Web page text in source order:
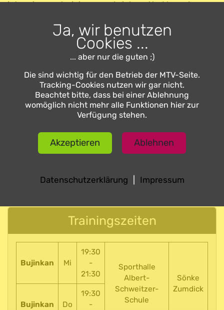
intensiver zu trainieren und viele nette Menschen zu
Ein Probetraining ab 16 Jahren ist jederzeit möglich.
Organisation
Übungsleiter
Sönke Zumdick
, Bujinkan Budô Taijutsu Nidan
Sporthalle Albert-Schweitzer-Schule
Bauernkamp 1
Trainingszeiten
Bujinkan Mi
19:30
-
21:30
Sporthalle
Albert-
Schweitzer-
Schule
Sönke
Zumdick
Bujinkan
Do
19:30
-
Ja, wir benutzen
Cookies ...
... aber nur die guten ;)
Die sind wichtig für den Betrieb der MTV-Seite.
Tracking-Cookies nutzen wir gar nicht.
Beachtet bitte, dass bei einer Ablehnung
womöglich nicht mehr alle Funktionen hier zur
Verfügung stehen.
Akzeptieren Ablehnen
Datenschutzerklärung Impressum